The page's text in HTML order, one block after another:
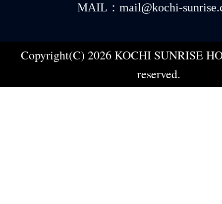
MAIL：mail@kochi-
Copyright(C) 2026 KOCHI SUNRISE
reserved.